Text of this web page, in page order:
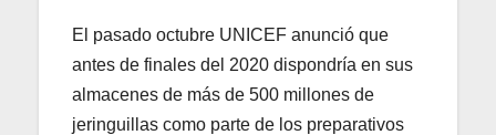
El pasado octubre UNICEF anunció que
antes de finales del 2020 dispondría en sus
almacenes de más de 500 millones de
jeringuillas como parte de los preparativos